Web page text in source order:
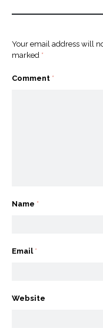
Your email address will
marked *
Comment *
Name *
Email *
Website